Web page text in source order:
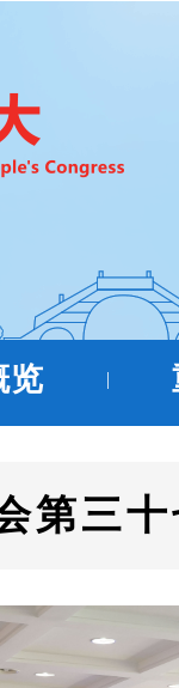
览 |
第三